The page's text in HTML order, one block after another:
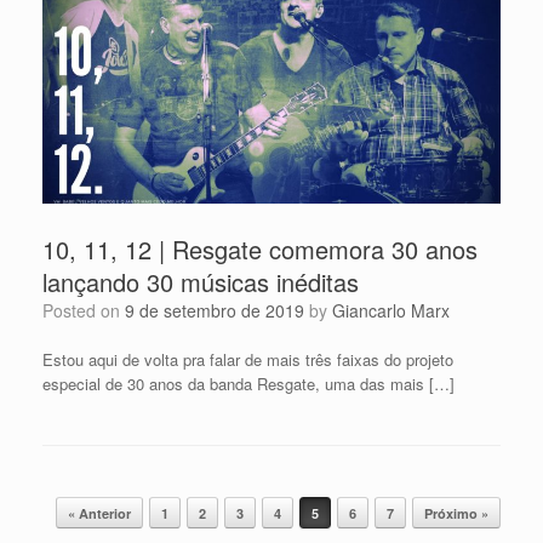
10, 11, 12 | Resgate comemora 30 anos
lançando 30 músicas inéditas
Posted on 9 de setembro de 2019 by Giancarlo Marx
Estou aqui de volta pra falar de mais três faixas do projeto
especial de 30 anos da banda Resgate, uma das mais […]
Post navigation
« Anterior 1 2 3 4 5 6 7 Próximo »